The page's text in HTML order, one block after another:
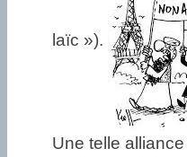
laïc »).
Une telle